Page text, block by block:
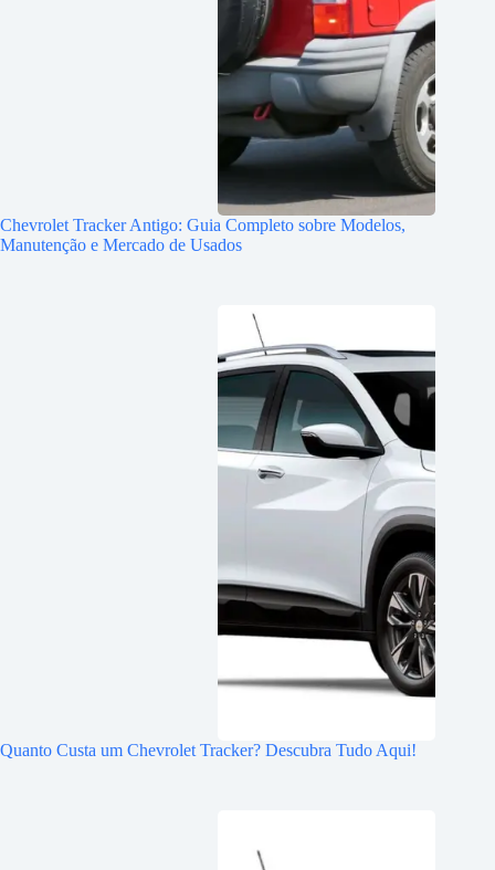
Chevrolet Tracker Antigo: Guia Completo sobre Modelos,
Manutenção e Mercado de Usados
Quanto Custa um Chevrolet Tracker? Descubra Tudo Aqui!